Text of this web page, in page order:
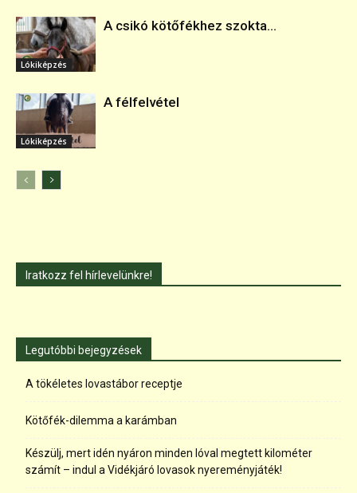
Lókiképzés
A csikó kötőfékhez szokta...
Lókiképzés
A félfelvétel
Iratkozz fel hírlevelünkre!
Legutóbbi bejegyzések
A tökéletes lovastábor receptje
Kötőfék-dilemma a karámban
Készülj, mert idén nyáron minden lóval megtett kilométer
számít – indul a Vidékjáró lovasok nyereményjáték!